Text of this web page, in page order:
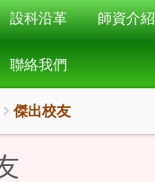
設科沿革 師資介紹
聯絡我們
傑出校友